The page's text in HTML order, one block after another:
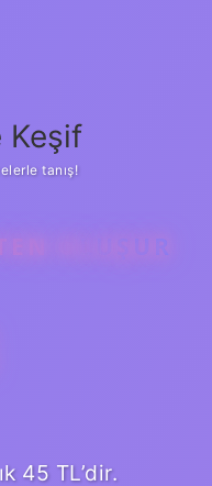
Keşif
tanış!
OLUŞUR
45 TL’dir.